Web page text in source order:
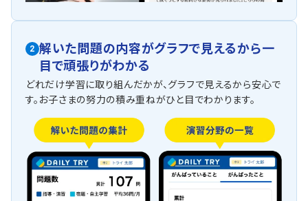
2 解いた問題の内容がグラフで見えるから一
目で頑張りがわかる
どれだけ学習に取り組んだかが、グラフで見えるから安心で
す。お子さまの努力の積み重ねがひと目でわかります。